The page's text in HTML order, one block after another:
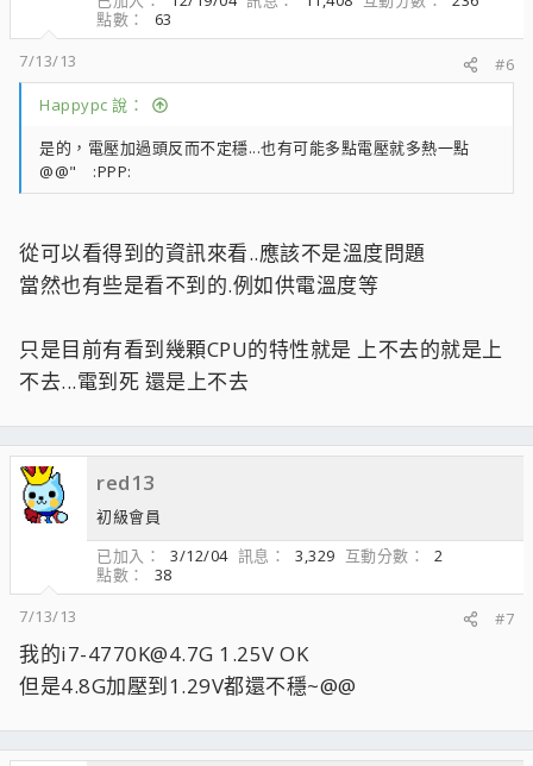
點數
63
7/13/13
#6
Happypc 說：
是的，電壓加過頭反而不定穩...也有可能多點電壓就多熱一點
@@" :PPP:
從可以看得到的資訊來看..應該不是溫度問題
當然也有些是看不到的.例如供電溫度等
只是目前有看到幾顆CPU的特性就是 上不去的就是上
不去...電到死 還是上不去
red13
初級會員
已加入
3/12/04 訊息 3,329 互動分數
2
點數
38
7/13/13
#7
我的i7-4770K@4.7G 1.25V OK
但是4.8G加壓到1.29V都還不穩~@@